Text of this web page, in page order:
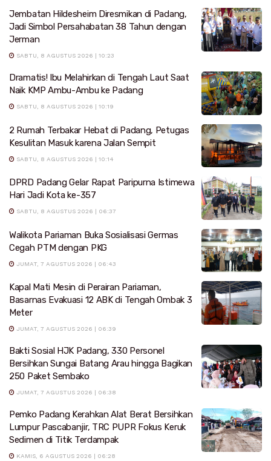
Jembatan Hildesheim Diresmikan di Padang,
Jadi Simbol Persahabatan 38 Tahun dengan
Jerman
SABTU, 8 AGUSTUS 2026 | 10:23
Dramatis! Ibu Melahirkan di Tengah Laut Saat
Naik KMP Ambu-Ambu ke Padang
SABTU, 8 AGUSTUS 2026 | 10:19
2 Rumah Terbakar Hebat di Padang, Petugas
Kesulitan Masuk karena Jalan Sempit
SABTU, 8 AGUSTUS 2026 | 10:14
DPRD Padang Gelar Rapat Paripurna Istimewa
Hari Jadi Kota ke-357
SABTU, 8 AGUSTUS 2026 | 06:37
Walikota Pariaman Buka Sosialisasi Germas
Cegah PTM dengan PKG
JUMAT, 7 AGUSTUS 2026 | 06:43
Kapal Mati Mesin di Perairan Pariaman,
Basarnas Evakuasi 12 ABK di Tengah Ombak 3
Meter
JUMAT, 7 AGUSTUS 2026 | 06:39
Bakti Sosial HJK Padang, 330 Personel
Bersihkan Sungai Batang Arau hingga Bagikan
250 Paket Sembako
JUMAT, 7 AGUSTUS 2026 | 06:38
Pemko Padang Kerahkan Alat Berat Bersihkan
Lumpur Pascabanjir, TRC PUPR Fokus Keruk
Sedimen di Titik Terdampak
KAMIS, 6 AGUSTUS 2026 | 06:28